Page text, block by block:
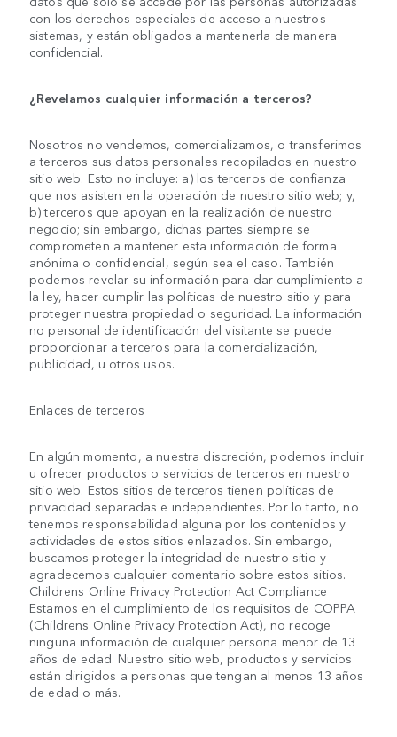
con los derechos especiales de acceso a nuestros
sistemas, y están obligados a mantenerla de manera
confidencial.
¿Revelamos cualquier información a terceros?
Nosotros no vendemos, comercializamos, o transferimos
a terceros sus datos personales recopilados en nuestro
sitio web. Esto no incluye: a) los terceros de confianza
que nos asisten en la operación de nuestro sitio web; y,
b) terceros que apoyan en la realización de nuestro
negocio; sin embargo, dichas partes siempre se
comprometen a mantener esta información de forma
anónima o confidencial, según sea el caso. También
podemos revelar su información para dar cumplimiento a
la ley, hacer cumplir las políticas de nuestro sitio y para
proteger nuestra propiedad o seguridad. La información
no personal de identificación del visitante se puede
proporcionar a terceros para la comercialización,
publicidad, u otros usos.
Enlaces de terceros
En algún momento, a nuestra discreción, podemos incluir
u ofrecer productos o servicios de terceros en nuestro
sitio web. Estos sitios de terceros tienen políticas de
privacidad separadas e independientes. Por lo tanto, no
tenemos responsabilidad alguna por los contenidos y
actividades de estos sitios enlazados. Sin embargo,
buscamos proteger la integridad de nuestro sitio y
agradecemos cualquier comentario sobre estos sitios.
Childrens Online Privacy Protection Act Compliance
Estamos en el cumplimiento de los requisitos de COPPA
(Childrens Online Privacy Protection Act), no recoge
ninguna información de cualquier persona menor de 13
años de edad. Nuestro sitio web, productos y servicios
están dirigidos a personas que tengan al menos 13 años
de edad o más.